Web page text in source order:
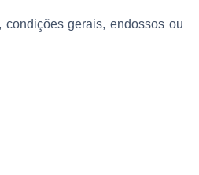
gerais, endossos ou